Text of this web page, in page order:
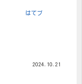
はてブ
2024.10.21